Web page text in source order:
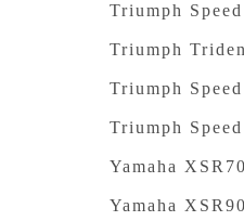
Triumph
Triumph
Triumph
Triumph
Yamaha
Yamaha